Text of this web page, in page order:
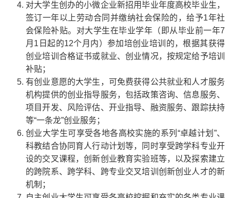
对大学生创办的小微企业新招用毕业年度高校毕业生，
签订一年以上劳动合同并缴纳社会保险的，给予1年社
会保险补贴。对大学生在毕业学年（即从毕业前一年7
月1日起的12个月内）参加培创业培训的，根据其获得
创业培训合格证书或就业、创业情况，按规定给予培训
补贴；
有创业意愿的大学生，可免费获得公共就业和人才服务
机构提供的创业指导服务，包括政策咨询、信息服务、
项目开发、风险评估、开业指导、融资服务、跟踪扶持
等“一条龙”创业服务；
创业大学生可享受各地各高校实施的系列“卓越计划”、
科教结合协同育人行动计划等，同时享受跨学科专业开
设的交叉课程，创新创业教育实验班等，以及探索建立
的跨院系、跨学科、跨专业交叉培训创新创业人才的新
机制；